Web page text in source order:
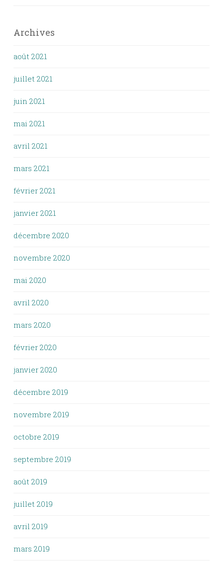
Archives
août 2021
juillet 2021
juin 2021
mai 2021
avril 2021
mars 2021
février 2021
janvier 2021
décembre 2020
novembre 2020
mai 2020
avril 2020
mars 2020
février 2020
janvier 2020
décembre 2019
novembre 2019
octobre 2019
septembre 2019
août 2019
juillet 2019
avril 2019
mars 2019